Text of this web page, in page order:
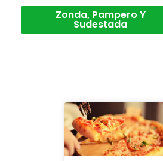
Zonda, Pampero Y
Sudestada